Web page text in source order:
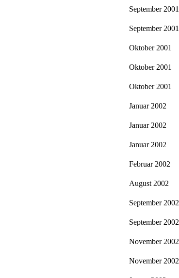
September 2001
September 2001
Oktober 2001
Oktober 2001
Oktober 2001
Januar 2002
Januar 2002
Januar 2002
Februar 2002
August 2002
September 2002
September 2002
November 2002
November 2002